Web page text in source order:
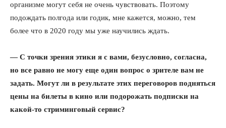
организме могут себя не очень чувствовать. Поэтому
подождать полгода или годик, мне кажется, можно, тем
более что в 2020 году мы уже научились ждать.
— С точки зрения этики я с вами, безусловно, согласна,
но все равно не могу еще один вопрос о зрителе вам не
задать. Могут ли в результате этих переговоров подняться
цены на билеты в кино или подорожать подписки на
какой-то стриминговый сервис?